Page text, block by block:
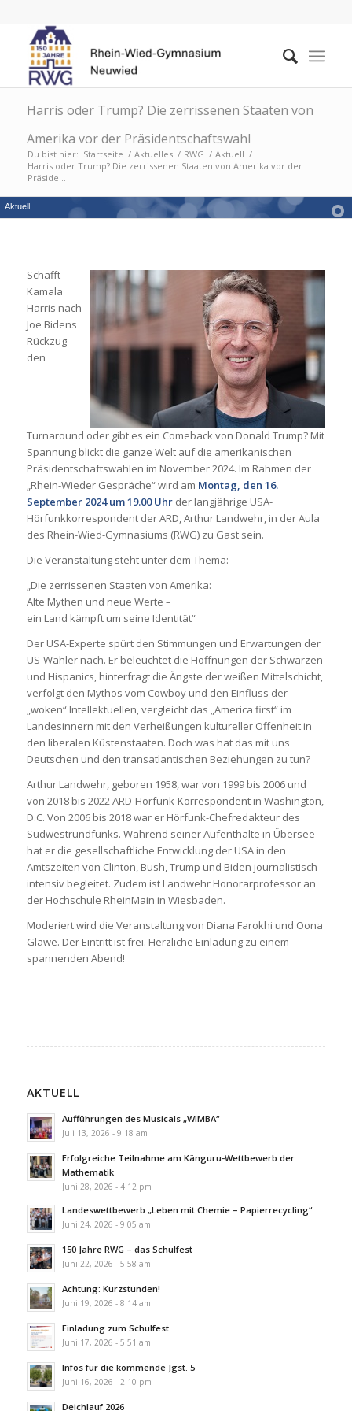
Harris oder Trump? Die zerrissenen Staaten von
Amerika vor der Präsidentschaftswahl
Du bist hier: Startseite / Aktuelles / RWG / Aktuell /
Harris oder Trump? Die zerrissenen Staaten von Amerika vor der
Präside...
Aktuell
Schafft
Kamala
Harris nach
Joe Bidens
Rückzug
den
Turnaround oder gibt es ein Comeback von Donald Trump? Mit
Spannung blickt die ganze Welt auf die amerikanischen
Präsidentschaftswahlen im November 2024. Im Rahmen der
„Rhein-Wieder Gespräche“ wird am Montag, den 16.
September 2024 um 19.00 Uhrder langjährige USA-
Hörfunkkorrespondent der ARD, Arthur Landwehr, in der Aula
des Rhein-Wied-Gymnasiums (RWG) zu Gast sein.
Die Veranstaltung steht unter dem Thema:
„Die zerrissenen Staaten von Amerika:
Alte Mythen und neue Werte –
ein Land kämpft um seine Identität“
Der USA-Experte spürt den Stimmungen und Erwartungen der
US-Wähler nach. Er beleuchtet die Hoffnungen der Schwarzen
und Hispanics, hinterfragt die Ängste der weißen Mittelschicht,
verfolgt den Mythos vom Cowboy und den Einfluss der
„woken“ Intellektuellen, vergleicht das „America first“ im
Landesinnern mit den Verheißungen kultureller Offenheit in
den liberalen Küstenstaaten. Doch was hat das mit uns
Deutschen und den transatlantischen Beziehungen zu tun?
Arthur Landwehr, geboren 1958, war von 1999 bis 2006 und
von 2018 bis 2022 ARD-Hörfunk-Korrespondent in Washington,
D.C. Von 2006 bis 2018 war er Hörfunk-Chefredakteur des
Südwestrundfunks. Während seiner Aufenthalte in Übersee
hat er die gesellschaftliche Entwicklung der USA in den
Amtszeiten von Clinton, Bush, Trump und Biden journalistisch
intensiv begleitet. Zudem ist Landwehr Honorarprofessor an
der Hochschule RheinMain in Wiesbaden.
Moderiert wird die Veranstaltung von Diana Farokhi und Oona
Glawe. Der Eintritt ist frei. Herzliche Einladung zu einem
spannenden Abend!
AKTUELL
Aufführungen des Musicals „WIMBA“
Juli 13, 2026 - 9:18 am
Erfolgreiche Teilnahme am Känguru-Wettbewerb der
Mathematik
Juni 28, 2026 - 4:12 pm
Landeswettbewerb „Leben mit Chemie – Papierrecycling“
Juni 24, 2026 - 9:05 am
150 Jahre RWG – das Schulfest
Juni 22, 2026 - 5:58 am
Achtung: Kurzstunden!
Juni 19, 2026 - 8:14 am
Einladung zum Schulfest
Juni 17, 2026 - 5:51 am
Infos für die kommende Jgst. 5
Juni 16, 2026 - 2:10 pm
Deichlauf 2026